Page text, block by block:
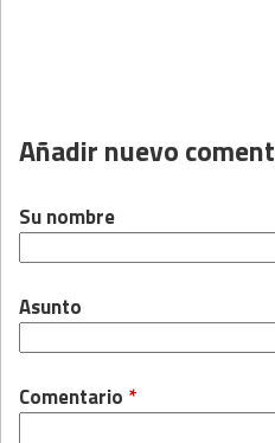
Añadir nuevo
Su nombre
Asunto
Comentario *